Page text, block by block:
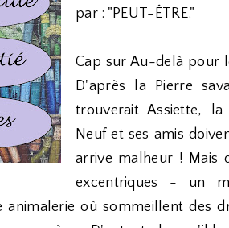
par : "PEUT-ÊTRE."
Cap sur Au-delà pour
D'après la Pierre
trouverait Assiette,
Neuf et ses amis
arrive malheur ! Mais
excentriques - un
où sommeillent des